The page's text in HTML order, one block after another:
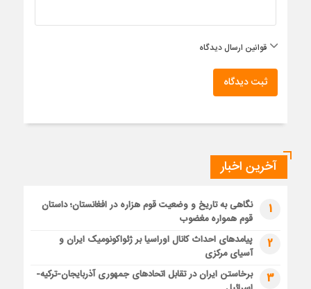
قوانین ارسال دیدگاه
ثبت دیدگاه
آخرین اخبار
1
نگاهی به تاریخ و وضعیت قوم هزاره در افغانستان؛ داستان
قوم همواره مغضوب
2
پیامدهای احداث کانال اوراسیا بر ژئواکونومیک ایران و
آسیای مرکزی
3
برخاستن ایران در تقابل اتحادهای جمهوری آذربایجان-ترکیه-